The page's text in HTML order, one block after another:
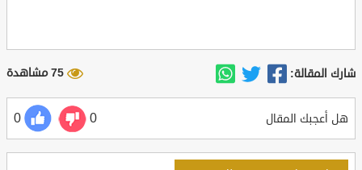
شارك المقالة: 75 مشاهدة
هل أعجبك المقال 0
0